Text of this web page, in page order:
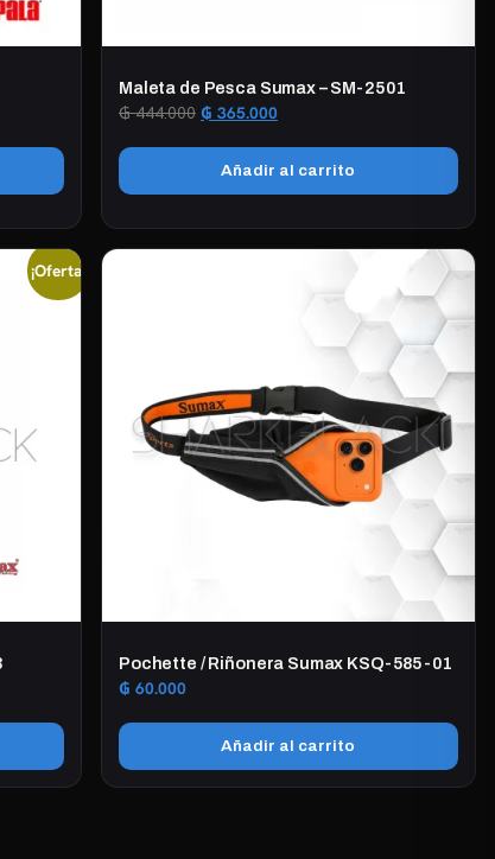
Maleta de Pesca Sumax – SM-2501
₲444.000 El
era:
₲ 365.000El
es:
Añadir al carrito
¡Oferta!
Pochette / Riñonera Sumax KSQ-585-01
₲ 60.000
Añadir al carrito